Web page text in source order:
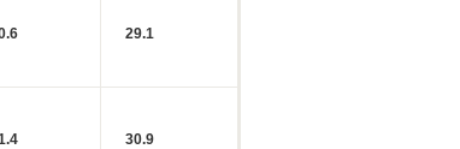
29.1
30.9